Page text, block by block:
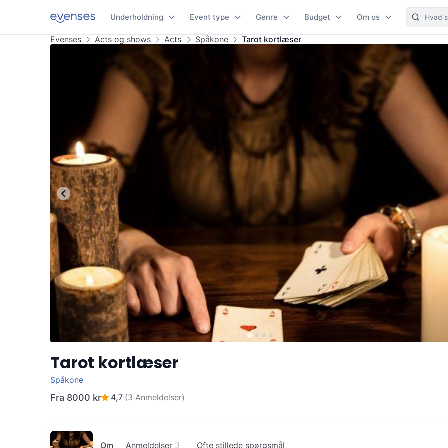
Underholdning Event type Genre Budget Om os
Evenses Acts og shows Acts Spåkone Tarot kortlæser
Tarot kortlæser
Spåkone
Fra 8000 kr 4,7 (3 Anmeldelser)
Om Anmeldelser 3 Ofte stillede spørgsmål